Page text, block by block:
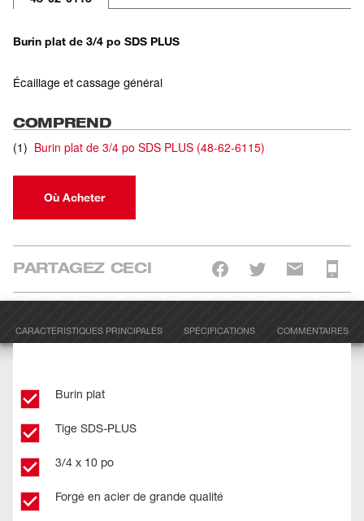
Burin plat de 3/4 po SDS PLUS
Écaillage et cassage général
COMPREND
(1) Burin plat de 3/4 po SDS PLUS (48-62-6115)
Où Acheter
PARTAGEZ CECI
CARACTÉRISTIQUES PRINCIPALES SPÉCIFICATIONS COMMENTAIRES
Burin plat
Tige SDS-PLUS
3/4 x 10 po
Forgé en acier de grande qualité